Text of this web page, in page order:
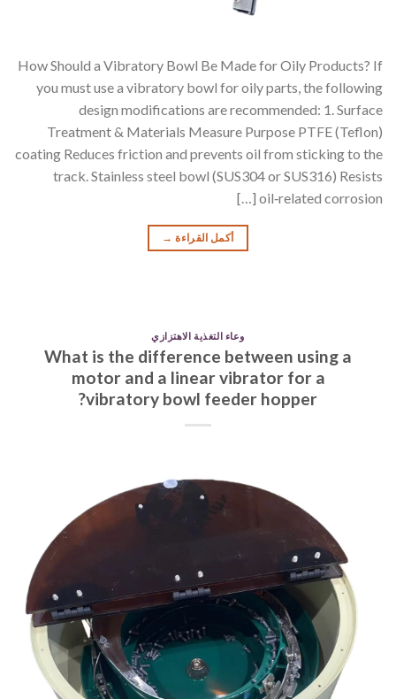
How Should a Vibratory Bowl Be Made for Oily Products? If
you must use a vibratory bowl for oily parts, the following
design modifications are recommended: 1. Surface
Treatment & Materials Measure Purpose PTFE (Teflon)
coating Reduces friction and prevents oil from sticking to the
track. Stainless steel bowl (SUS304 or SUS316) Resists
oil‑related corrosion […]
أكمل القراءة →
وعاء التغذية الاهتزازي
What is the difference between using a
motor and a linear vibrator for a
vibratory bowl feeder hopper?